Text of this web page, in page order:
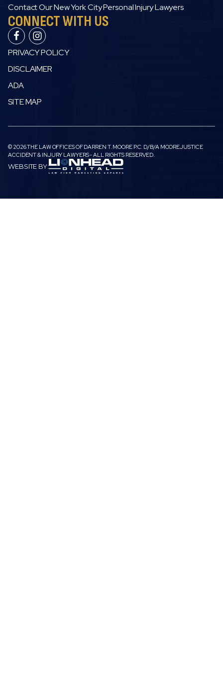
Contact Our New York City Personal Injury Lawyers
CONNECT WITH US
PRIVACY POLICY
DISCLAIMER
ADA
SITE MAP
© 2026 THE LAW OFFICES OF DARREN T. MOORE P.C. D/B/A MOOREJUSTICE
ACCIDENT & INJURY LAWYERS - ALL RIGHTS RESERVED.
WEBSITE BY: